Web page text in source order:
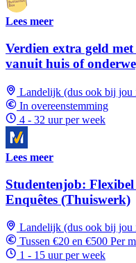
Lees meer
Verdien extra geld
vanuit huis of
Landelijk (dus ook bij jou
In overeenstemming
4 - 32 uur per week
Lees meer
Studentenjob:
Enquêtes (Thuiswerk)
Landelijk (dus ook bij jou
Tussen €20 en €500 Per
1 - 15 uur per week